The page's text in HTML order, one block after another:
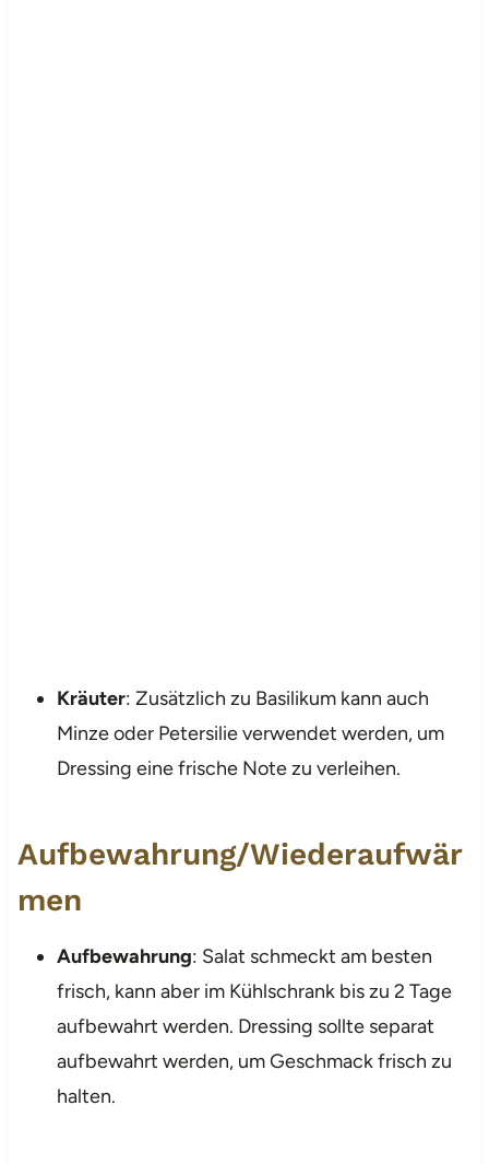
Kräuter: Zusätzlich zu Basilikum kann auch
Minze oder Petersilie verwendet werden, um
Dressing eine frische Note zu verleihen.
Aufbewahrung/Wiederaufwär
men
Aufbewahrung: Salat schmeckt am besten
frisch, kann aber im Kühlschrank bis zu 2 Tage
aufbewahrt werden. Dressing sollte separat
aufbewahrt werden, um Geschmack frisch zu
halten.